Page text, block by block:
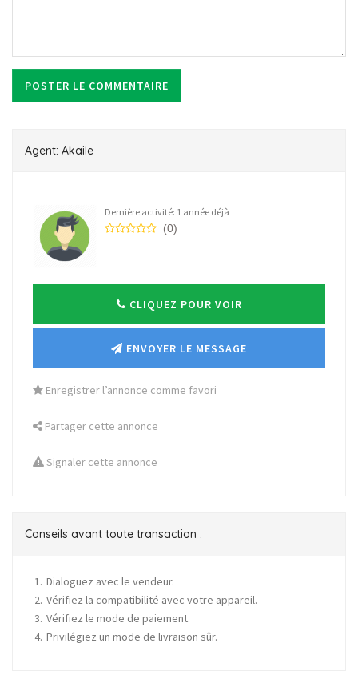
Agent: Akaile
Dernière activité: 1 année déjà
(0)
CLIQUEZ POUR VOIR
ENVOYER LE MESSAGE
Enregistrer l’annonce comme favori
Partager cette annonce
Signaler cette annonce
Conseils avant toute transaction :
Dialoguez avec le vendeur.
Vérifiez la compatibilité avec votre appareil.
Vérifiez le mode de paiement.
Privilégiez un mode de livraison sûr.